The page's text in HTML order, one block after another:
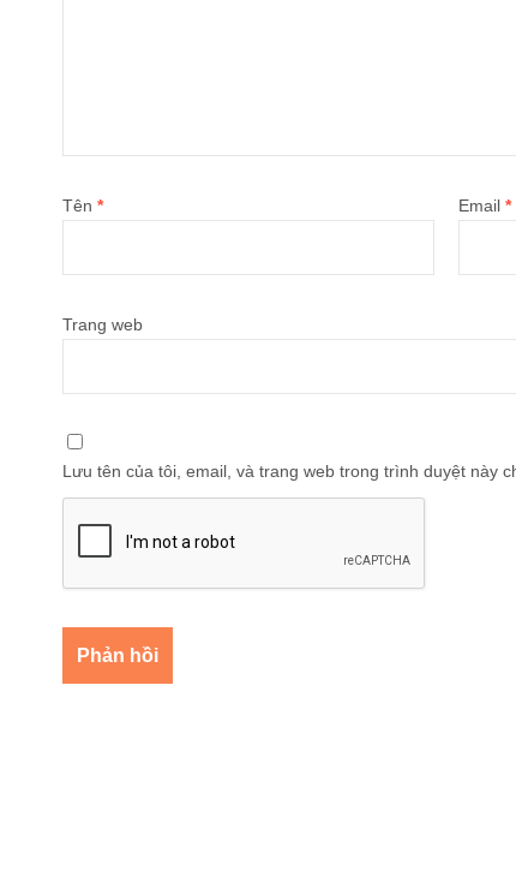
Tên * Email *
Trang web
Lưu tên của tôi, email, và trang web trong trình duyệt này